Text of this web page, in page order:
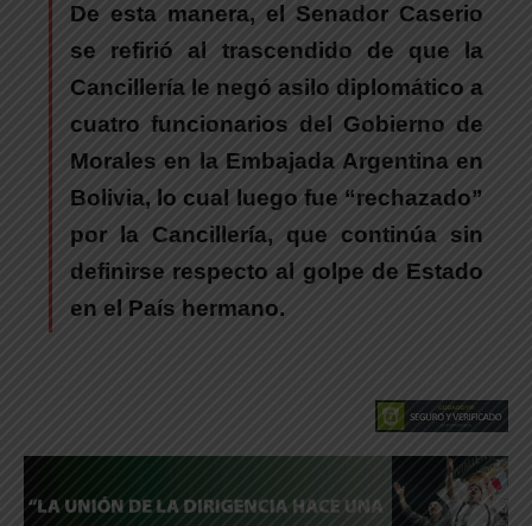
De esta manera, el Senador Caserio
se refirió al trascendido de que la
Cancillería le negó asilo diplomático a
cuatro funcionarios del Gobierno de
Morales en la Embajada Argentina en
Bolivia, lo cual luego fue “rechazado”
por la Cancillería, que continúa sin
definirse respecto al golpe de Estado
en el País hermano.